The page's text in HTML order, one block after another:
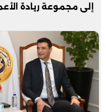
إلى مجموعة ريادة